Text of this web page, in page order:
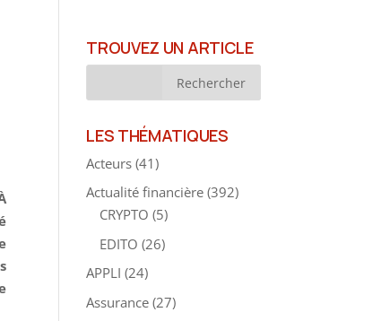
TROUVEZ UN ARTICLE
LES THÉMATIQUES
Acteurs (41)
Actualité financière (392)
CRYPTO (5)
EDITO (26)
APPLI (24)
Assurance (27)